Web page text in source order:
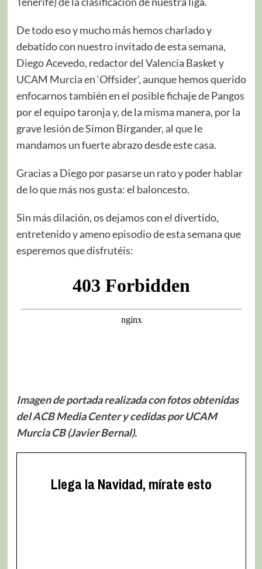
De todo eso y mucho más hemos charlado y
debatido con nuestro invitado de esta semana,
Diego Acevedo, redactor del Valencia Basket y
UCAM Murcia en ‘Offsider’, aunque hemos querido
enfocarnos también en el posible fichaje de Pangos
por el equipo taronja y, de la misma manera, por la
grave lesión de Simon Birgander, al que le
mandamos un fuerte abrazo desde este casa.
Gracias a Diego por pasarse un rato y poder hablar
de lo que más nos gusta: el baloncesto.
Sin más dilación, os dejamos con el divertido,
entretenido y ameno episodio de esta semana que
esperemos que disfrutéis:
Imagen de portada realizada con fotos obtenidas
del ACB Media Center y cedidas por UCAM
Murcia CB (Javier Bernal).
Llega la Navidad, mírate esto